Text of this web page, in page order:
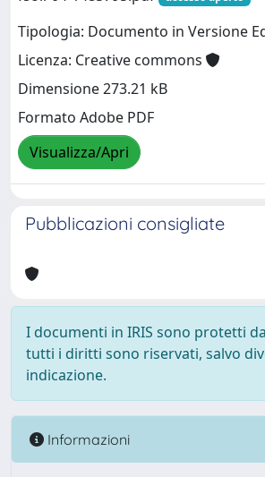
Tipologia: Documento in Versione
Licenza: Creative commons
Dimensione 273.21 kB
Formato Adobe PDF
Visualizza/Apri
Pubblicazioni consigliate
I documenti in IRIS sono protetti
tutti i diritti sono riservati, salvo
indicazione.
Informazioni